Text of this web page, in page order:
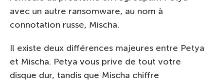
avec un autre ransomware, au nom à
connotation russe, Mischa.
Il existe deux différences majeures entre Petya
et Mischa. Petya vous prive de tout votre
disque dur, tandis que Mischa chiffre